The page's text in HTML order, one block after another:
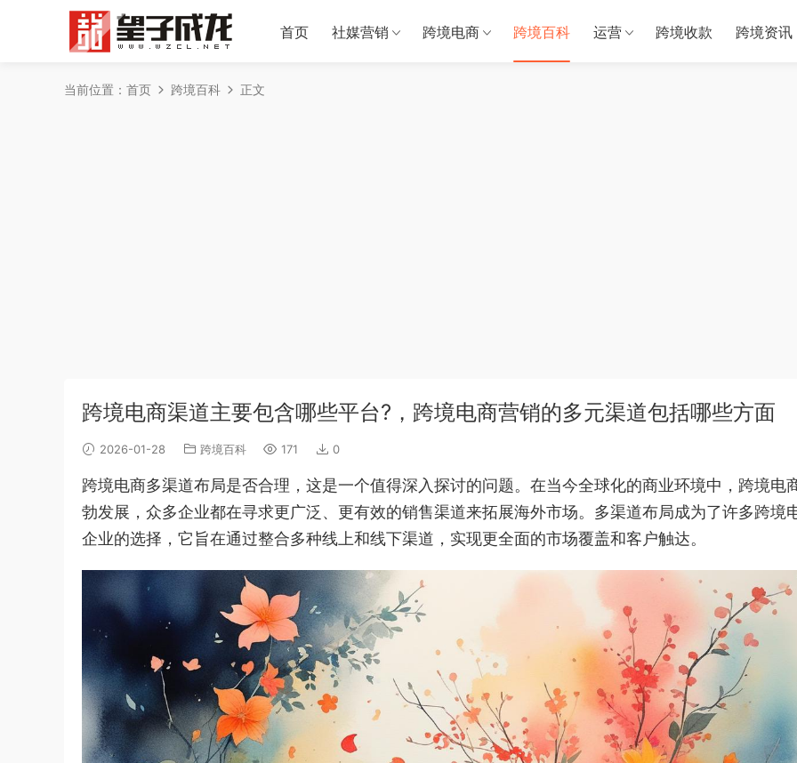
首页 社媒营销 跨境电商 跨境百科 运营 跨境收款 跨境资讯
当前位置： 首页 跨境百科 正文
跨境电商渠道主要包含哪些平台?，跨境电商营销的多元渠道包括哪些方面
2026-01-28 跨境百科 171 0
跨境电商多渠道布局是否合理，这是一个值得深入探讨的问题。在当今全球化的商业环境中，跨境电
勃发展，众多企业都在寻求更广泛、更有效的销售渠道来拓展海外市场。多渠道布局成为了许多跨境
企业的选择，它旨在通过整合多种线上和线下渠道，实现更全面的市场覆盖和客户触达。